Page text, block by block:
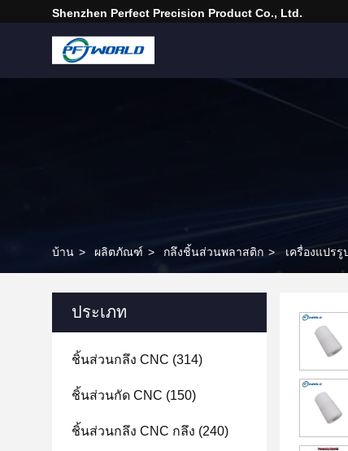
Shenzhen Perfect Precision Product Co., Ltd.
บ้าน > ผลิตภัณฑ์ > กลึงชิ้นส่วนพลาสติก > เครื่องแปร
ประเภท
ชิ้นส่วนกลึง CNC (314)
ชิ้นส่วนกัด CNC (150)
ชิ้นส่วนกลึง CNC กลึง (240)